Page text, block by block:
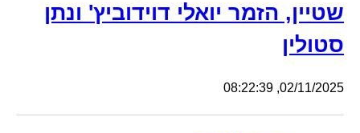
שטיין, הזמר יואלי דוידוביץ' ונתן
סטולין
02/11/2025, 08:22:39